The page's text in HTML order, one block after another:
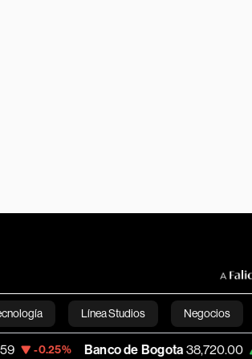
Línea Studios Negocios
English
Banco de Bogota 38,720.00 +3.25%